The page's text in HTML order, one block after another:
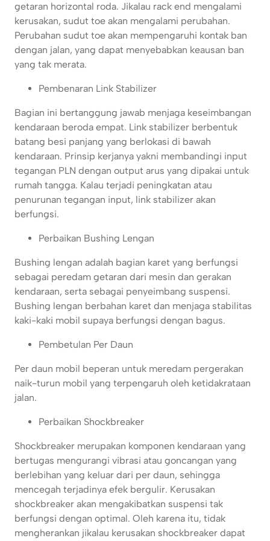
getaran horizontal roda. Jikalau rack end mengalami
kerusakan, sudut toe akan mengalami perubahan.
Perubahan sudut toe akan mempengaruhi kontak ban
dengan jalan, yang dapat menyebabkan keausan ban
yang tak merata.
Pembenaran Link Stabilizer
Bagian ini bertanggung jawab menjaga keseimbangan
kendaraan beroda empat. Link stabilizer berbentuk
batang besi panjang yang berlokasi di bawah
kendaraan. Prinsip kerjanya yakni membandingi input
tegangan PLN dengan output arus yang dipakai untuk
rumah tangga. Kalau terjadi peningkatan atau
penurunan tegangan input, link stabilizer akan
berfungsi.
Perbaikan Bushing Lengan
Bushing lengan adalah bagian karet yang berfungsi
sebagai peredam getaran dari mesin dan gerakan
kendaraan, serta sebagai penyeimbang suspensi.
Bushing lengan berbahan karet dan menjaga stabilitas
kaki-kaki mobil supaya berfungsi dengan bagus.
Pembetulan Per Daun
Per daun mobil beperan untuk meredam pergerakan
naik-turun mobil yang terpengaruh oleh ketidakrataan
jalan.
Perbaikan Shockbreaker
Shockbreaker merupakan komponen kendaraan yang
bertugas mengurangi vibrasi atau goncangan yang
berlebihan yang keluar dari per daun, sehingga
mencegah terjadinya efek bergulir. Kerusakan
shockbreaker akan mengakibatkan suspensi tak
berfungsi dengan optimal. Oleh karena itu, tidak
mengherankan jikalau kerusakan shockbreaker dapat